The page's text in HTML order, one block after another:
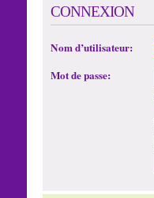
CONNEXION
Nom d’utilisateur:
Mot de passe: